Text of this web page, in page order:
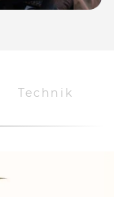
Technik